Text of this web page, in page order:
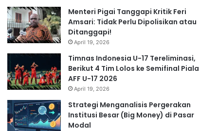
Menteri Pigai Tanggapi Kritik Feri
Amsari: Tidak Perlu Dipolisikan atau
Ditanggapi!
April 19, 2026
Timnas Indonesia U-17 Tereliminasi,
Berikut 4 Tim Lolos ke Semifinal Piala
AFF U-17 2026
April 19, 2026
Strategi Menganalisis Pergerakan
Institusi Besar (Big Money) di Pasar
Modal